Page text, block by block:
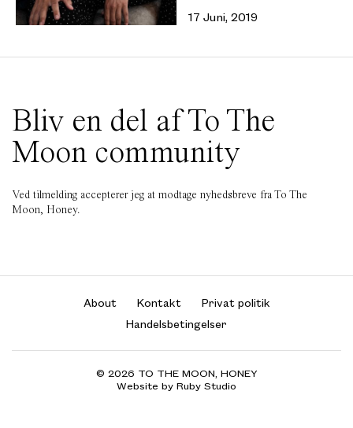
17 Juni, 2019
Bliv en del af To The
Moon community
Ved tilmelding accepterer jeg at modtage nyhedsbreve fra To The
Moon, Honey.
About Kontakt
Privat politik
Handelsbetingelser
© 2026 TO THE MOON, HONEY
Website by Ruby Studio